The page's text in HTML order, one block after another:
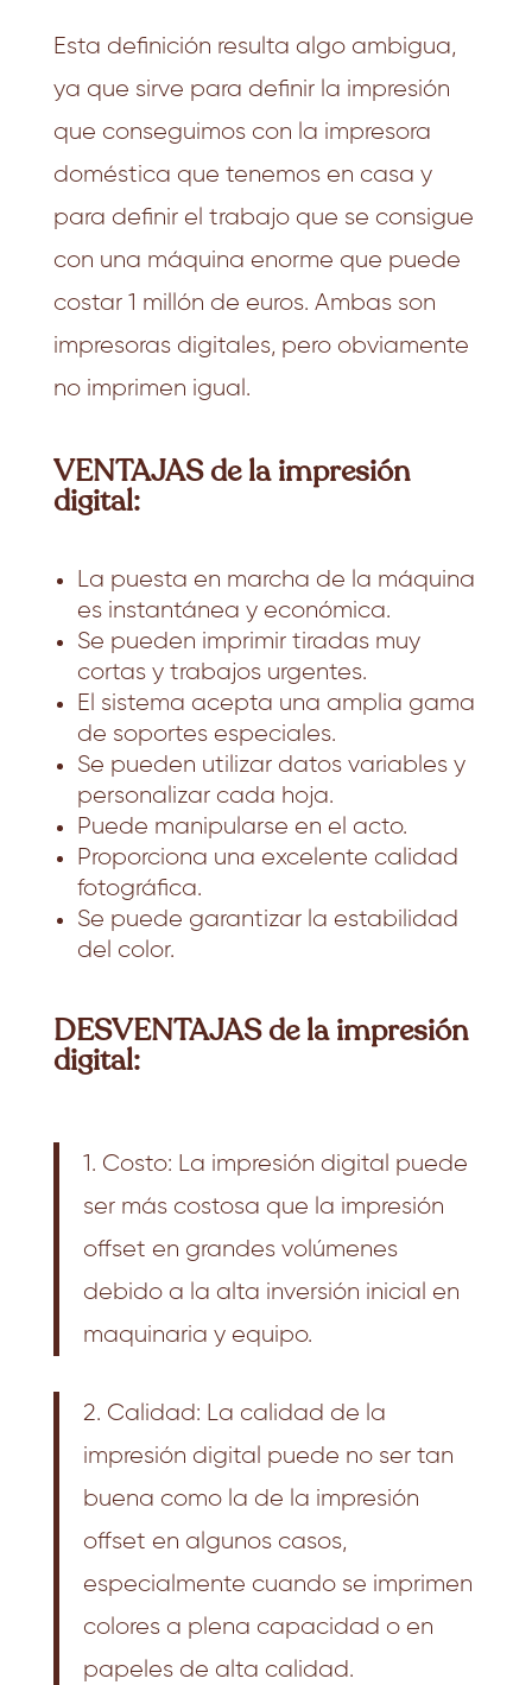
Esta definición resulta algo ambigua,
ya que sirve para definir la impresión
que conseguimos con la impresora
doméstica que tenemos en casa y
para definir el trabajo que se consigue
con una máquina enorme que puede
costar 1 millón de euros. Ambas son
impresoras digitales, pero obviamente
no imprimen igual.
VENTAJAS de la impresión
digital:
La puesta en marcha de la máquina
es instantánea y económica.
Se pueden imprimir tiradas muy
cortas y trabajos urgentes.
El sistema acepta una amplia gama
de soportes especiales.
Se pueden utilizar datos variables y
personalizar cada hoja.
Puede manipularse en el acto.
Proporciona una excelente calidad
fotográfica.
Se puede garantizar la estabilidad
del color.
DESVENTAJAS de la impresión
digital:
1. Costo: La impresión digital puede
ser más costosa que la impresión
offset en grandes volúmenes
debido a la alta inversión inicial en
maquinaria y equipo.
2. Calidad: La calidad de la
impresión digital puede no ser tan
buena como la de la impresión
offset en algunos casos,
especialmente cuando se imprimen
colores a plena capacidad o en
papeles de alta calidad.